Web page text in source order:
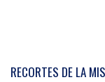
RECORTES DE LA